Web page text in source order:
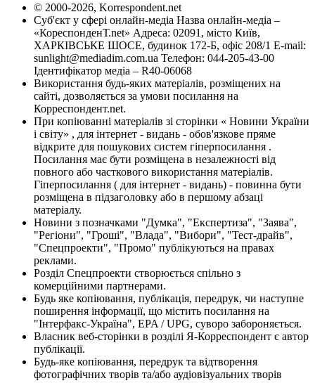
© 2000-2026, Korrespondent.net
Суб'єкт у сфері онлайн-медіа Назва онлайн-медіа –
«КореспонденТ.net» Адреса: 02091, місто Київ,
ХАРКІВСЬКЕ ШОСЕ, будинок 172-Б, офіс 208/1 E-mail:
sunlight@mediadim.com.ua Телефон: 044-205-43-00
Ідентифікатор медіа – R40-06068
Використання будь-яких матеріалів, розміщених на
сайті, дозволяється за умови посилання на
Корреспондент.net.
При копіюванні матеріалів зі сторінки « Новини України
і світу» , для інтернет - видань - обов'язкове пряме
відкрите для пошукових систем гіперпосилання .
Посилання має бути розміщена в незалежності від
повного або часткового використання матеріалів.
Гіперпосилання ( для інтернет - видань) - повинна бути
розміщена в підзаголовку або в першому абзаці
матеріалу.
Новини з позначками "Думка", "Експертиза", "Заява",
"Регіони", "Гроші", "Влада", "Вибори", "Тест-драйв",
"Спецпроекти", "Промо" публікуються на правах
реклами.
Розділ Спецпроекти створюється спільно з
комерційними партнерами.
Будь яке копіювання, публікація, передрук, чи наступне
поширення інформації, що містить посилання на
"Інтерфакс-Україна", EPA / UPG, суворо забороняється.
Власник веб-сторінки в розділі Я-Корреспондент є автор
публікації.
Будь-яке копіювання, передрук та відтворення
фотографічних творів та/або аудіовізуальних творів